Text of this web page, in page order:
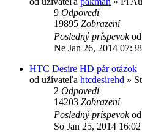
9 Odpovedí
19895 Zobrazení
Posledný príspevok
Ne Jan 26, 2014 07:38
HTC Desire HD pár otázok
od užívateľa htcdesirehd »
2 Odpovedí
14203 Zobrazení
Posledný príspevok
So Jan 25, 2014 16:02